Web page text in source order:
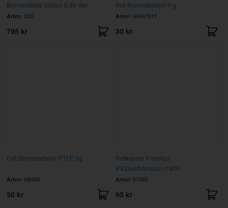
Bromsvätska Silikon 0,95 liter
Artnr: 230
795 kr
Fett Bromsdetaljer 5 g
Artnr: 64947011
30 kr
Fett Bromsdetaljer PTFE 3g
Artnr: H9490
30 kr
Fettkapsel Framhjul
PV/Duett/Amazon/1800
Artnr: 87465
95 kr